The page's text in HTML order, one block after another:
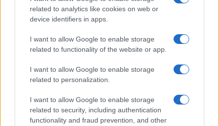
related to analytics like cookies on web or
device identifiers in apps.
I want to allow Google to enable storage
related to functionality of the website or app.
I want to allow Google to enable storage
related to personalization.
I want to allow Google to enable storage
related to security, including authentication
functionality and fraud prevention, and other